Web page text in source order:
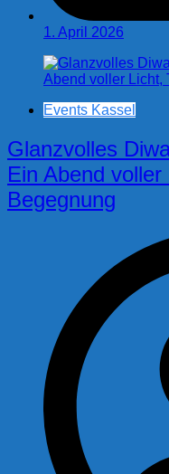
1. April 2026
Events Kassel
Glanzvolles
Ein Abend
Begegnung